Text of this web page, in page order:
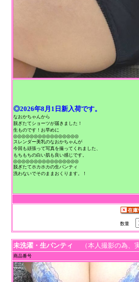
◎2026年8月1日新入荷です。
なおかちゃんから
脱ぎたてショーツが届きました！
生ものです！お早めに
◎◎◎◎◎◎◎◎◎◎◎◎◎◎◎◎
スレンダー美乳のなおかちゃんが
今回も頑張って写真を撮ってくれました、
もちもちの白い肌も良い感じです。
◎◎◎◎◎◎◎◎◎◎◎◎◎◎◎◎
脱ぎたてホカホカの生パンティ
洗わないでそのままおくります。！
数量
未洗濯・生パンティ （本人撮影の為
商品番号